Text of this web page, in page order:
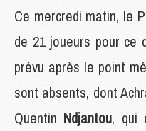
Ce mercredi matin, le
de 21 joueurs pour ce
prévu après le point
sont absents, dont
Quentin Ndjantou, qui